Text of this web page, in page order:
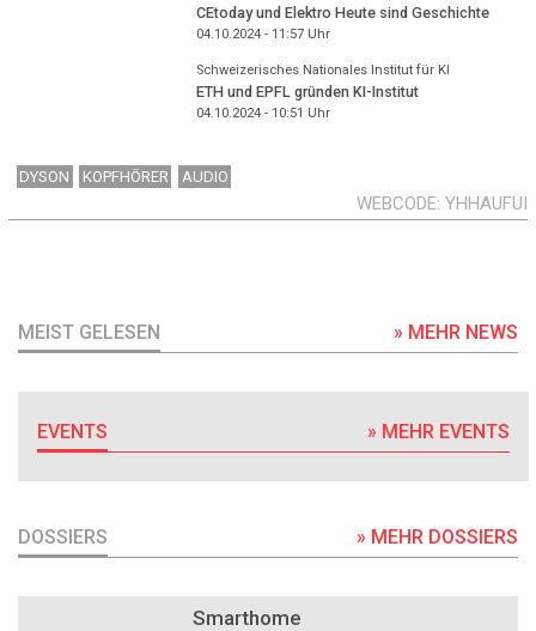
CEtoday und Elektro Heute sind Geschichte
04.10.2024 - 11:57Uhr
Schweizerisches Nationales Institut für KI
ETH und EPFL gründen KI-Institut
04.10.2024 - 10:51 Uhr
DYSON KOPFHÖRER AUDIO
WEBCODE YHHAUFUI
MEIST GELESEN » MEHR NEWS
EVENTS » MEHR EVENTS
DOSSIERS » MEHR DOSSIERS
Smarthome